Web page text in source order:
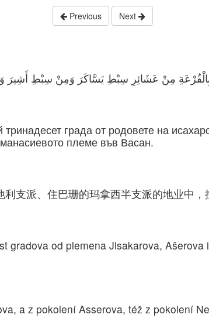
Previous Next
града от родовете на
племе във Васан.
支派、住巴珊的玛拿西半支派的地业中，
gradova od plemena Jisakarova,
a z pokolení Asserova, též z pokolení